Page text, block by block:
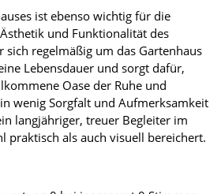
ist ebenso wichtig für die
und Funktionalität des
sich regelmäßig um das Gartenhaus
Lebensdauer und sorgt dafür,
Oase der Ruhe und
wenig Sorgfalt und Aufmerksamkeit
langjähriger, treuer Begleiter im
praktisch als auch visuell bereichert.